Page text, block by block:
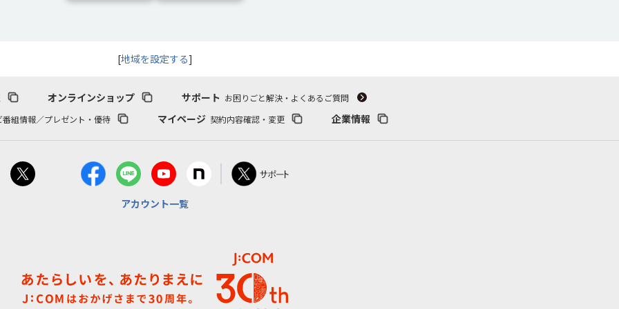
[地域を設定する]
オンラインショップ サポート お困りごと解決・よくあるご質問
番組情報／プレゼント・優待 マイページ 契約内容確認・変更 企業情報
アカウント一覧